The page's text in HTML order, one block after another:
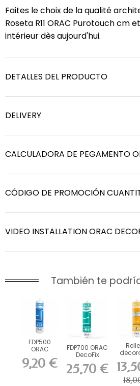
Faites le choix de la qualité
Roseta R11 ORAC Purotouch
intérieur dès aujourd'hui.
DETALLES DEL PRODUCTO
DELIVERY
CALCULADORA DE PEGAMENTO
CÓDIGO DE PROMOCIÓN
VIDEO INSTALLATION ORAC
También te
FDP500
ORAC
DecoFix Pro
310 ml
9,20 €
FDP700 ORAC
DecoFix
Power 290 ml
25,70 €